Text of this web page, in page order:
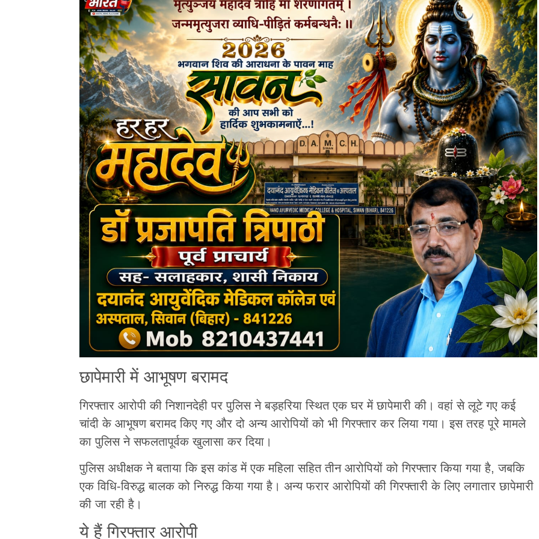
छापेमारी में आभूषण बरामद
गिरफ्तार आरोपी की निशानदेही पर पुलिस ने बड़हरिया स्थित एक घर में छापेमारी की। वहां से लूटे गए कई
चांदी के आभूषण बरामद किए गए और दो अन्य आरोपियों को भी गिरफ्तार कर लिया गया। इस तरह पूरे मामले
का पुलिस ने सफलतापूर्वक खुलासा कर दिया।
पुलिस अधीक्षक ने बताया कि इस कांड में एक महिला सहित तीन आरोपियों को गिरफ्तार किया गया है, जबकि
एक विधि-विरुद्ध बालक को निरुद्ध किया गया है। अन्य फरार आरोपियों की गिरफ्तारी के लिए लगातार छापेमारी
की जा रही है।
ये हैं गिरफ्तार आरोपी